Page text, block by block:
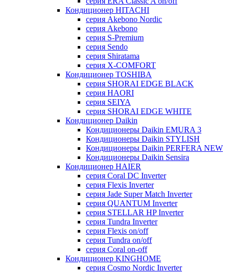
Кондиционер HITACHI
cерия Akebono Nordic
серия Akebono
серия S-Premium
серия Sendo
серия Shiratama
серия X-COMFORT
Кондиционер TOSHIBA
серия SHORAI EDGE BLACK
серия HAORI
серия SEIYA
серия SHORAI EDGE WHITE
Кондиционер Daikin
Кондиционеры Daikin EMURA 3
Кондиционеры Daikin STYLISH
Кондиционеры Daikin PERFERA NEW
Кондиционеры Daikin Sensira
Кондиционер HAIER
серия Coral DC Inverter
серия Flexis Inverter
серия Jade Super Match Inverter
серия QUANTUM Inverter
серия STELLAR HP Inverter
серия Tundra Inverter
серия Flexis on/off
серия Tundra on/off
серия Coral on-off
Кондиционер KINGHOME
серия Cosmo Nordic Inverter